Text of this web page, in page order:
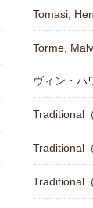
Tomasi,
Torme,
ヴィン・ハ
Traditional
Traditional
Traditional